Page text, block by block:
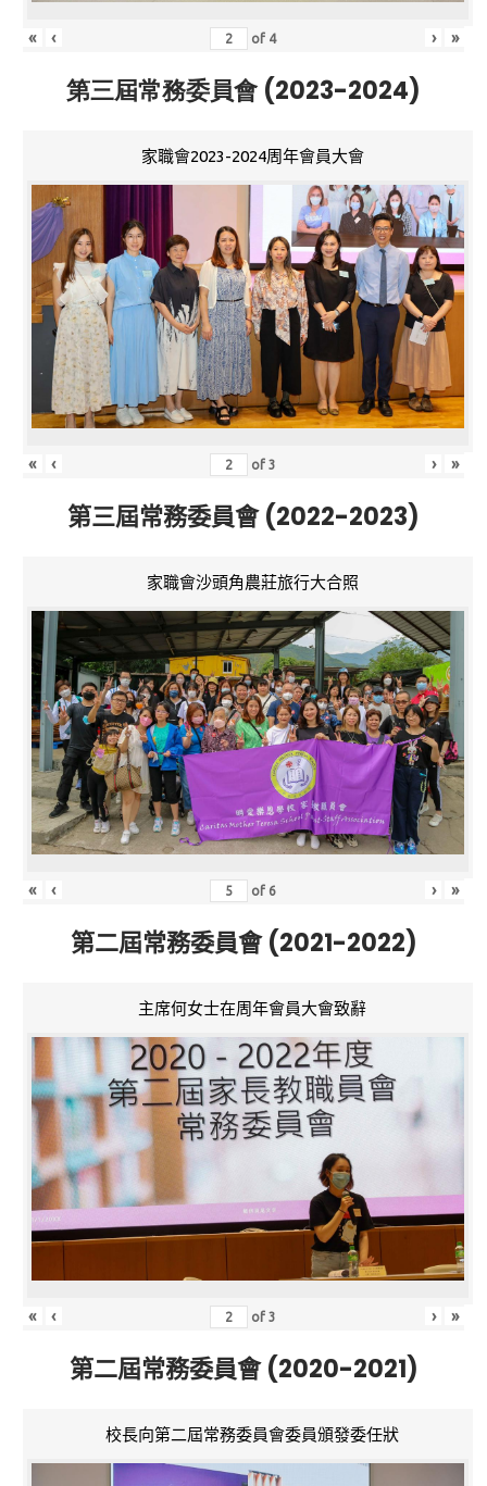
« ‹ of 4 › »
第三屆常務委員會 (2023-2024)
家職會2023-2024周年會員大會
« ‹ of3 › »
第三屆常務委員會 (2022-2023)
家職會沙頭角農莊旅行大合照
« ‹ of 6 › »
第二屆常務委員會 (2021-2022)
主席何女士在周年會員大會致辭
« ‹ of3 › »
第二屆常務委員會 (2020-2021)
校長向第二屆常務委員會委員頒發委任狀